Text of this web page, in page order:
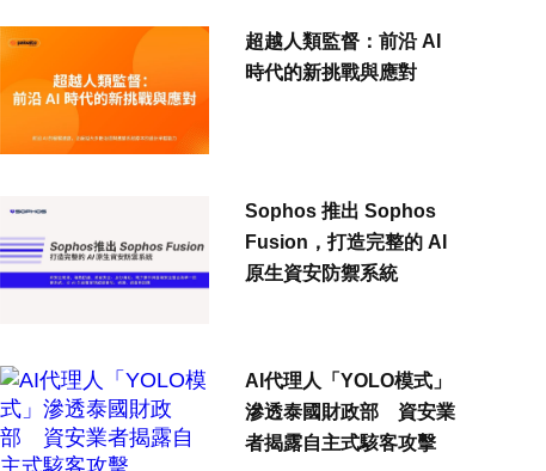
超越人類監督：前沿 AI
時代的新挑戰與應對
Sophos 推出 Sophos
Fusion，打造完整的 AI
原生資安防禦系統
AI代理人「YOLO模式」
滲透泰國財政部 資安業
者揭露自主式駭客攻擊